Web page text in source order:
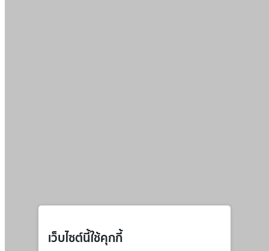
เว็บไซต์นี้ใช้คุกกี้